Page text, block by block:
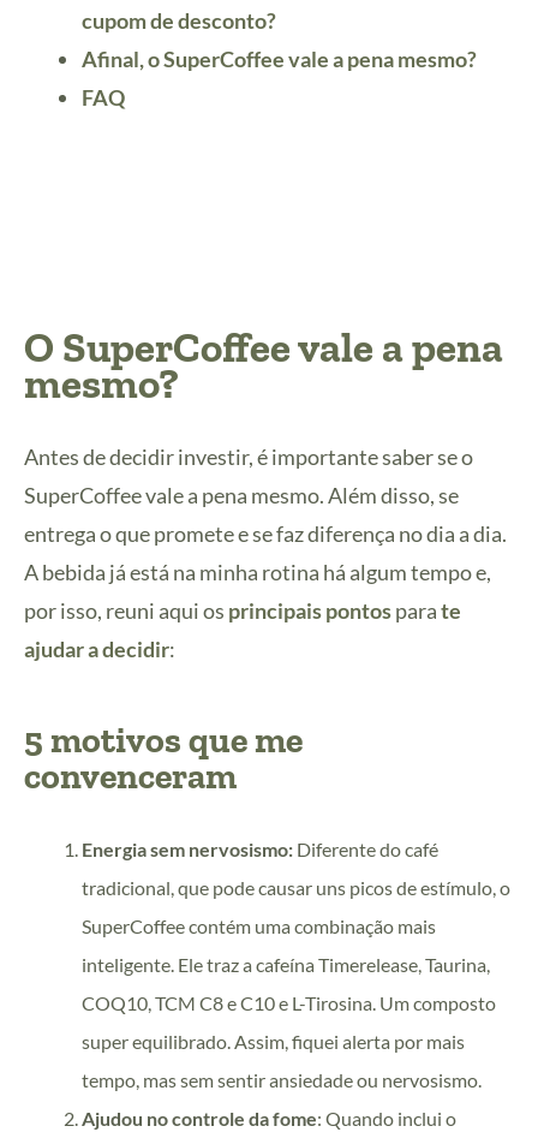
cupom de desconto?
Afinal, o SuperCoffee vale a pena mesmo?
FAQ
O SuperCoffee vale a pena
mesmo?
Antes de decidir investir, é importante saber se o
SuperCoffee vale a pena mesmo. Além disso, se
entrega o que promete e se faz diferença no dia a dia.
A bebida já está na minha rotina há algum tempo e,
por isso, reuni aqui os principais pontosparate
ajudar a decidir:
5 motivos que me
convenceram
Energia sem nervosismo: Diferente do café
tradicional, que pode causar uns picos de estímulo, o
SuperCoffee contém uma combinação mais
inteligente. Ele traz a cafeína Timerelease, Taurina,
COQ10, TCM C8 e C10 e L-Tirosina. Um composto
super equilibrado. Assim, fiquei alerta por mais
tempo, mas sem sentir ansiedade ou nervosismo.
Ajudou no controle da fome: Quando inclui o